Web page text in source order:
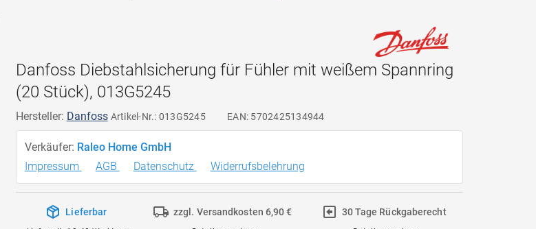
Danfoss Diebstahlsicherung für Fühler mit weißem Spannring
(20 Stück), 013G5245
Hersteller: Danfoss Artikel-Nr.: 013G5245 EAN: 5702425134944
Verkäufer: Raleo Home GmbH
Impressum
AGB Datenschutz Widerrufsbelehrung
Lieferbar zzgl. Versandkosten 6,90 € 30 Tage Rückgaberecht